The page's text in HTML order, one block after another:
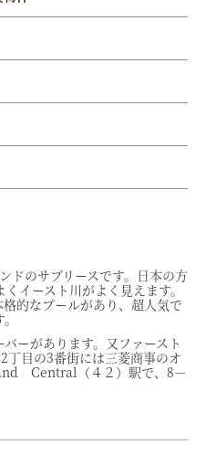
のサブリースです。日本の方
イースト川がよく見えます。
的なプールがあり、超人気で
ーがあります。又ファースト
丁目の3番街には三菱商事のオ
Central（４２）駅で、8－